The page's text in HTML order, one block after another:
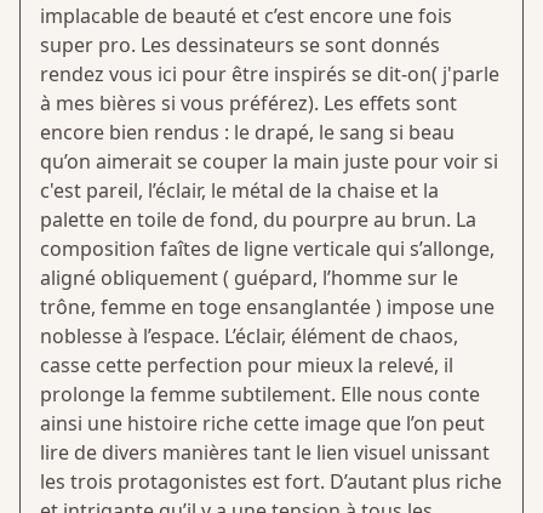
implacable de beauté et c’est encore une fois
super pro. Les dessinateurs se sont donnés
rendez vous ici pour être inspirés se dit-on( j'parle
à mes bières si vous préférez). Les effets sont
encore bien rendus : le drapé, le sang si beau
qu’on aimerait se couper la main juste pour voir si
c'est pareil, l’éclair, le métal de la chaise et la
palette en toile de fond, du pourpre au brun. La
composition faîtes de ligne verticale qui s’allonge,
aligné obliquement ( guépard, l’homme sur le
trône, femme en toge ensanglantée ) impose une
noblesse à l’espace. L’éclair, élément de chaos,
casse cette perfection pour mieux la relevé, il
prolonge la femme subtilement. Elle nous conte
ainsi une histoire riche cette image que l’on peut
lire de divers manières tant le lien visuel unissant
les trois protagonistes est fort. D’autant plus riche